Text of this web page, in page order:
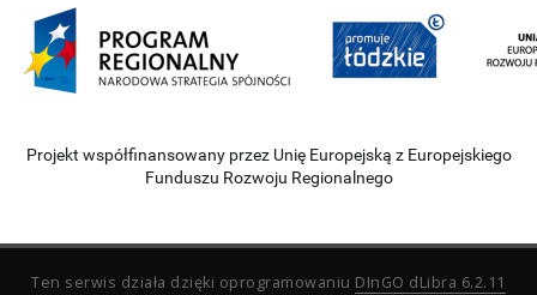
Projekt współfinansowany przez Unię Europejską z Europejskiego
Funduszu Rozwoju Regionalnego
Ten serwis działa dzięki oprogramowaniu DInGO dLibra 6.2.11